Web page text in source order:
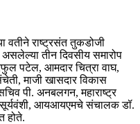
वतीने राष्ट्रसंत तुकडोजी
असलेल्या तीन दिवसीय समारोप
पटेल, आमदार चित्रा वाघ,
माजी खासदार विकास
पी. अनबलगन, महाराष्ट्र
आयआयएमचे संचालक डॉ.
होते.